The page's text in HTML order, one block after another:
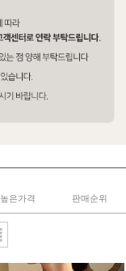
높은가격 판매순위